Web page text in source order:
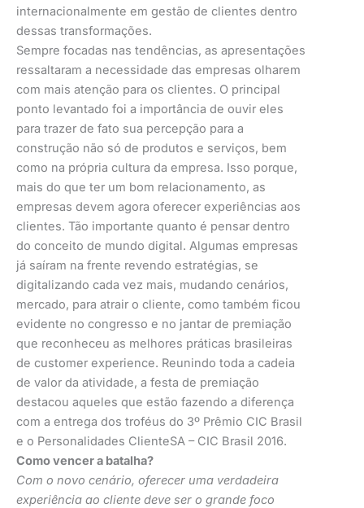
internacionalmente em gestão de clientes dentro
dessas transformações.
Sempre focadas nas tendências, as apresentações
ressaltaram a necessidade das empresas olharem
com mais atenção para os clientes. O principal
ponto levantado foi a importância de ouvir eles
para trazer de fato sua percepção para a
construção não só de produtos e serviços, bem
como na própria cultura da empresa. Isso porque,
mais do que ter um bom relacionamento, as
empresas devem agora oferecer experiências aos
clientes. Tão importante quanto é pensar dentro
do conceito de mundo digital. Algumas empresas
já saíram na frente revendo estratégias, se
digitalizando cada vez mais, mudando cenários,
mercado, para atrair o cliente, como também ficou
evidente no congresso e no jantar de premiação
que reconheceu as melhores práticas brasileiras
de customer experience. Reunindo toda a cadeia
de valor da atividade, a festa de premiação
destacou aqueles que estão fazendo a diferença
com a entrega dos troféus do 3º Prêmio CIC Brasil
e o Personalidades ClienteSA – CIC Brasil 2016.
Como vencer a batalha?
Com o novo cenário, oferecer uma verdadeira
experiência ao cliente deve ser o grande foco